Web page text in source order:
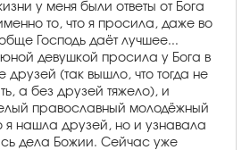
у меня были ответы от Бога
то, что я просила, даже во
Господь даёт лучшее...
девушкой просила у Бога в
(так вышло, что тогда не
а без друзей тяжело), и
православный молодёжный
я нашла друзей, но и узнавала
дела Божии. Сейчас уже